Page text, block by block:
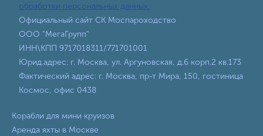
обработки персональных данных.
Официальный сайт СК Моспароходство
ООО "МегаГрупп"
ИНН\КПП 9717018311/771701001
Юрид.адрес: г. Москва, ул. Аргуновская, д.6 корп.2 кв.173
Фактический адрес: г. Москва, пр-т Мира, 150, гостиница
Космос, офис 0438
Корабли для мини круизов
Аренда яхты в Москве